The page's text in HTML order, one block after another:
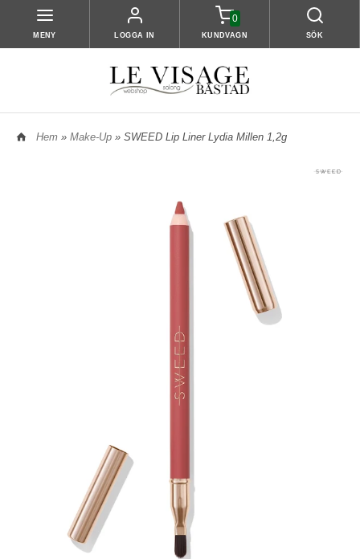
MENY LOGGA IN
0
KUNDVAGN SÖK
Hem » Make-Up » SWEED Lip Liner Lydia Millen 1,2g